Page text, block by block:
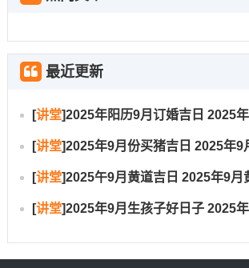
避.三煞位宜静：Year 2025年三煞位
位全年宜静不宜动,切忌在此方动土
白九星飞临
：依据九宫飞星理论 -
各方位的能量流转同样有变化。正
碧木星飞临，本年却是九紫火星 -木
舌是非，可在此方摆放红色饰品以
最近更新
[讲堂]2025年阳历9月订婚吉日 2025年9月订
[讲堂]2025年9月份买猪吉日 2025年9
[讲堂]2025午9月黄道吉日 2025年9月黄道
[讲堂]2025年9月生孩子好日子 2025年9月